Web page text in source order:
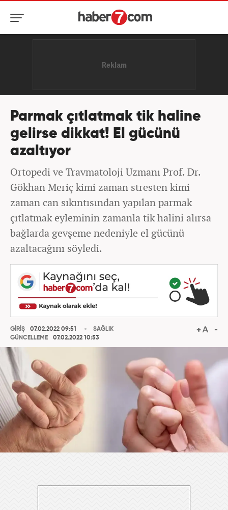
Parmak çıtlatmak tik haline
gelirse dikkat! El gücünü
azaltıyor
Ortopedi ve Travmatoloji Uzmanı Prof. Dr.
Gökhan Meriç kimi zaman stresten kimi
zaman can sıkıntısından yapılan parmak
çıtlatmak eyleminin zamanla tik halini alırsa
bağlarda gevşeme nedeniyle el gücünü
azaltacağını söyledi.
GİRİŞ
07.02.2022 09:51
GÜNCELLEME
07.02.2022 10:53
SAĞLIK